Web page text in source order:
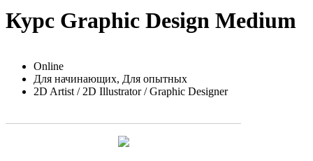
Курс Graphic Design Medium
Online
Для начинающих, Для опытных
2D Artist / 2D Illustrator / Graphic Designer